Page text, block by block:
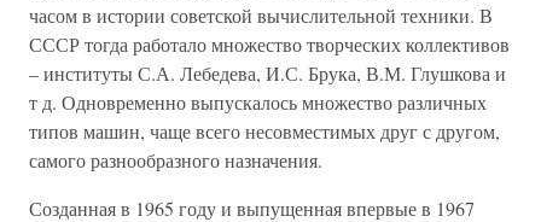
часом в истории советской вычислительной техники. В
СССР тогда работало множество творческих коллективов
– институты С.А. Лебедева, И.С. Брука, В.М. Глушкова и
т д. Одновременно выпускалось множество различных
типов машин, чаще всего несовместимых друг с другом,
самого разнообразного назначения.
Созданная в 1965 году и выпущенная впервые в 1967